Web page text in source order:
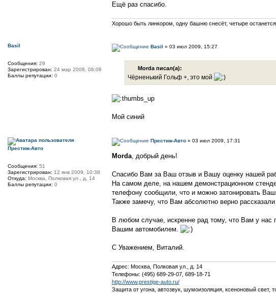
Ещё раз спасибо.
Хорошо быть линкором, одну башню снесёт, четыре
Basil » 03 июл 2009, 15:27
Morda писал(а):
Чёрненький Гольф +, это мой
Мой синий
Basil
Сообщения: 29
Зарегистрирован: 24 мар 2008, 08:08
Баллы репутации: 0
Престиж-Авто» 03 июл 2009, 17:31
Morda, добрый день!
Спасибо Вам за Ваш отзыв и Вашу оценку нашей
На самом деле, на нашем демонстрационном
телефону сообщили, что и можно затонировать
Также замечу, что Вам абсолютно верно
В любом случае, искренне рад тому, что Вам у
Вашим автомобилем.
С Уважением, Виталий.
Адрес: Москва, Полковая ул., д. 14
Телефоны: (495) 689-29-07, 689-18-71
http://www.prestige-auto.ru/
Защита от угона, автозвук, шумоизоляция, ксеноновый свет,
Престиж-Авто
Сообщения: 51
Зарегистрирован: 12 янв 2009, 10:38
Откуда: Москва, Полковая ул., д. 14
Баллы репутации: 0